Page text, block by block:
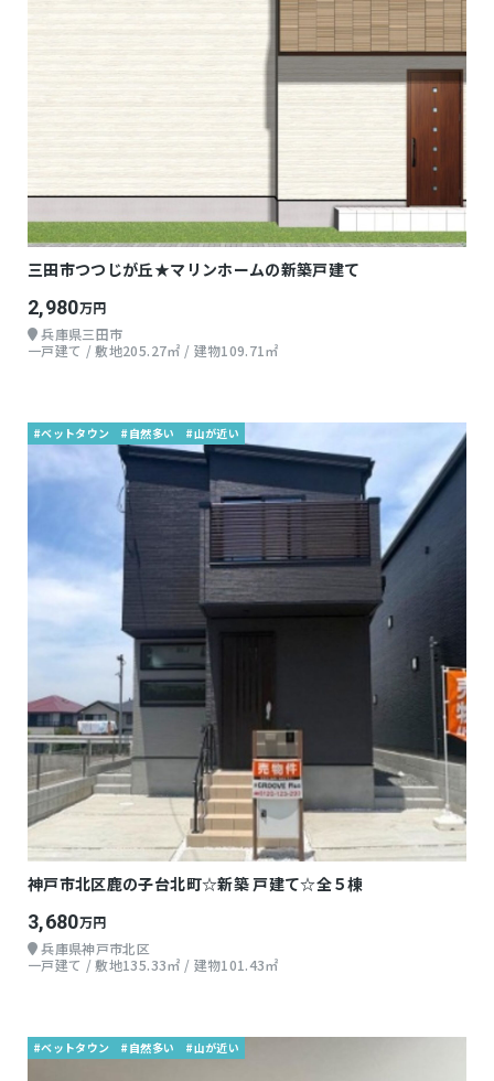
三田市つつじが丘★マリンホームの新築戸建て
2,980万円
兵庫県三田市
一戸建て / 敷地205.27㎡ / 建物109.71㎡
#ベットタウン #自然多い #山が近い
神戸市北区鹿の子台北町☆新築 戸建て☆全５棟
3,680万円
兵庫県神戸市北区
一戸建て / 敷地135.33㎡ / 建物101.43㎡
#ベットタウン #自然多い #山が近い